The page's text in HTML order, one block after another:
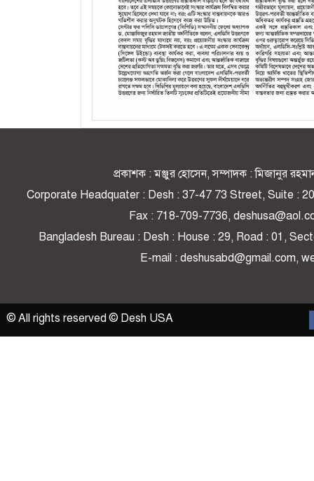
প্রকাশক : মঞ্জুর হোসেন, সম্পাদক : মিজানুর
Corporate Headquater : Desh : 37-47 73 Street, Suite :
Fax : 718-709-7736,
Bangladesh Bureau : Desh : House : 29, Road : 01,
E-mail : deshusabd@gmail.com,
© All rights reserved © Desh USA